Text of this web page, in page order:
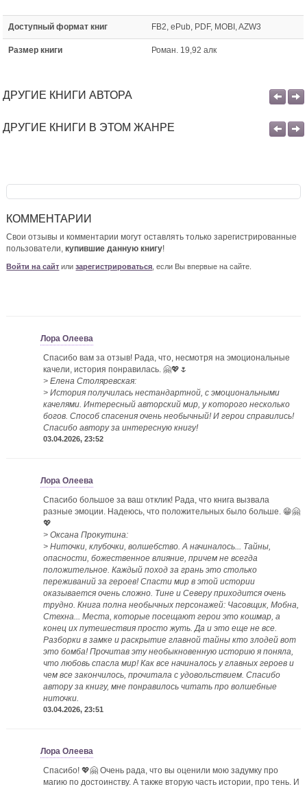
Доступный формат книг FB2, ePub, PDF, MOBI, AZW3
Размер книги Роман. 19,92 алк
ДРУГИЕ КНИГИ АВТОРА
ДРУГИЕ КНИГИ В ЭТОМ ЖАНРЕ
КОММЕНТАРИИ
Свои отзывы и комментарии могут оставлять только зарегистрированные
пользователи,купившие данную книгу!
Войти на сайт илизарегистрироваться , если Вы впервые на сайте.
Лора Олеева
Спасибо вам за отзыв! Рада, что, несмотря на эмоциональные
качели, история понравилась. 🤗💖🌷
> Елена Столяревская:
> История получилась нестандартной, с эмоциональными
качелями. Интересный авторский мир, у которого несколько
богов. Способ спасения очень необычный! И герои справились!
Спасибо автору за интересную книгу!
03.04.2026, 23:52
Лора Олеева
Спасибо большое за ваш отклик! Рада, что книга вызвала
разные эмоции. Надеюсь, что положительных было больше. 😁🤗
💖
> Оксана Прокутина:
> Ниточки, клубочки, волшебство. А начиналось... Тайны,
опасности, божественное влияние, причем не всегда
положительное. Каждый поход за грань это столько
переживаний за героев! Спасти мир в этой истории
оказывается очень сложно. Тине и Северу приходится очень
трудно. Книга полна необычных персонажей: Часовщик, Мобна,
Стехна... Места, которые посещают герои это кошмар, а
конец их путешествия просто жуть. Да и это еще не все.
Разборки в замке и раскрытие главной тайны кто злодей вот
это бомба! Прочитав эту необыкновенную историю я поняла,
что любовь спасла мир! Как все начиналось у главных героев и
чем все закончилось, прочитала с удовольствием. Спасибо
автору за книгу, мне понравилось читать про волшебные
ниточки.
03.04.2026, 23:51
Лора Олеева
Спасибо! 💖🤗 Очень рада, что вы оценили мою задумку про
магию по достоинству. А также вторую часть истории, про тень. И